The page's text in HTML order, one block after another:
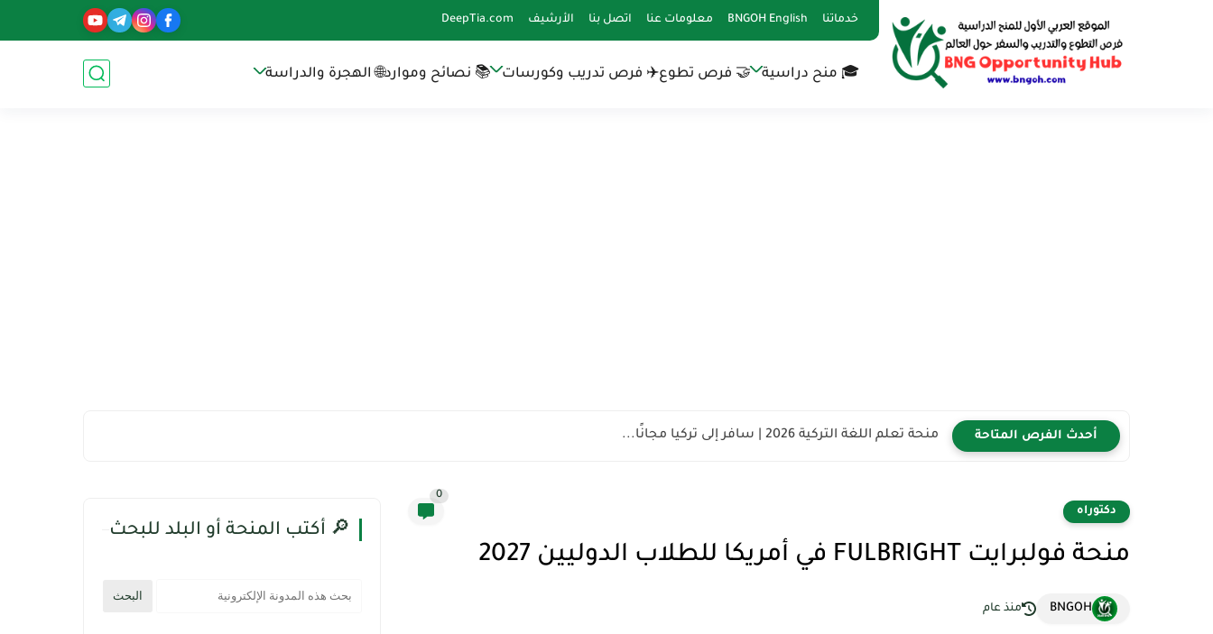
خدماتنا BNGOH English معلومات عنا اتصل بنا الأرشيف DeepTia.com
🎓 منح دراسية 🤝 فرص تطوع✈️ فرص تدريب وكورسات 📚 نصائح وموارد🌐 الهجرة والدراسة
أحدث الفرص المتاحة منحة تعلم اللغة التركية 2026 | سافر إلى تركيا مجانًا...
دكتوراه
0
منحة فولبرايت FULBRIGHT في أمريكا للطلاب الدوليين 2027
BNGOH منذ عام
🔎 أكتب المنحة أو البلد للبحث